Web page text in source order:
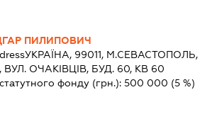
ПИЛИПОВИЧ
УКРАЇНА, 99011, М.СЕВАСТОПОЛЬ,
ОЧАКІВЦІВ, БУД. 60, КВ 60
фонду (грн.): 500 000 (5 %)